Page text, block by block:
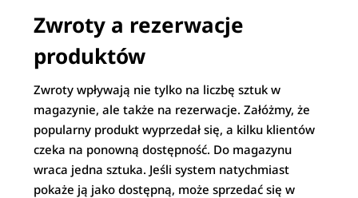
Zwroty a rezerwacje
produktów
Zwroty wpływają nie tylko na liczbę sztuk w
magazynie, ale także na rezerwacje. Załóżmy, że
popularny produkt wyprzedał się, a kilku klientów
czeka na ponowną dostępność. Do magazynu
wraca jedna sztuka. Jeśli system natychmiast
pokaże ją jako dostępną, może sprzedać się w